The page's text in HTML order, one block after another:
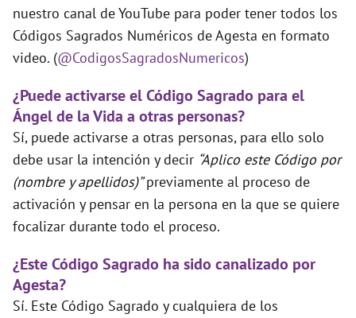
nuestro canal de YouTube para poder tener todos los
Códigos Sagrados Numéricos de Agesta en formato
video. (@CodigosSagradosNumericos)
¿Puede activarse el Código Sagrado para el
Ángel de la Vida a otras personas?
Sí, puede activarse a otras personas, para ello solo
debe usar la intención y decir “Aplico este Código por
(nombre y apellidos)”previamente al proceso de
activación y pensar en la persona en la que se quiere
focalizar durante todo el proceso.
¿Este Código Sagrado ha sido canalizado por
Agesta?
Sí. Este Código Sagrado y cualquiera de los